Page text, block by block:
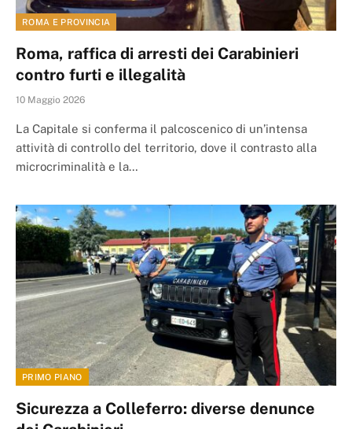
ROMA E PROVINCIA
Roma, raffica di arresti dei Carabinieri
contro furti e illegalità
10 Maggio 2026
La Capitale si conferma il palcoscenico di un’intensa
attività di controllo del territorio, dove il contrasto alla
microcriminalità e la…
PRIMO PIANO
Sicurezza a Colleferro: diverse denunce